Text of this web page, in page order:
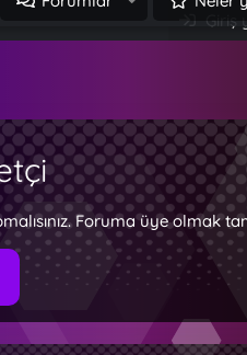
Giriş
Foruma üye olmak